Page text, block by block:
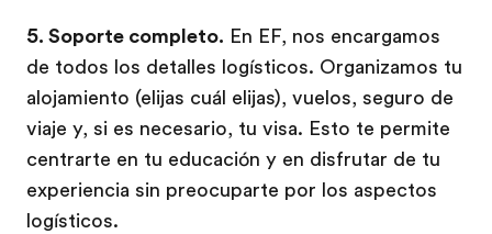
5. Soporte completo. En EF, nos encargamos
de todos los detalles logísticos. Organizamos tu
alojamiento (elijas cuál elijas), vuelos, seguro de
viaje y, si es necesario, tu visa. Esto te permite
centrarte en tu educación y en disfrutar de tu
experiencia sin preocuparte por los aspectos
logísticos.